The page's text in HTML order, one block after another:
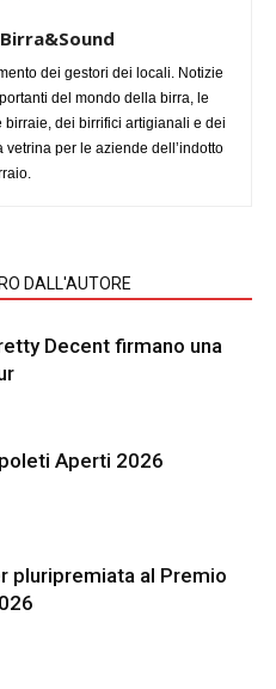
dei gestori dei locali. Notizie
del mondo della birra, le
dei birrifici artigianali e dei
per le aziende dell’indotto
DALL'AUTORE
Decent firmano una
Aperti 2026
pluripremiata al Premio